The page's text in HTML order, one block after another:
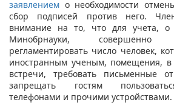
заявлением о необходимости
сбор подписей против него.
внимание на то, что для учета, о
Минобрнауки,
регламентировать число человек,
иностранным ученым, помещения, в
встречи, требовать письменные
запрещать гостям
телефонами и прочими устройствами.